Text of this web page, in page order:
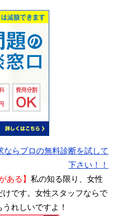
らプロの無料診断を試して
下さい！！
ある】 私の知る限り、女性
です。女性スタッフならで
れしいですよ！